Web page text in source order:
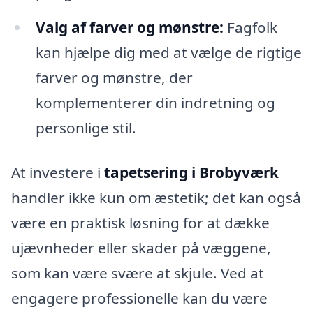
Valg af farver og mønstre: Fagfolk
kan hjælpe dig med at vælge de rigtige
farver og mønstre, der
komplementerer din indretning og
personlige stil.
At investere i tapetsering i Brobyværk
handler ikke kun om æstetik; det kan også
være en praktisk løsning for at dække
ujævnheder eller skader på væggene,
som kan være svære at skjule. Ved at
engagere professionelle kan du være